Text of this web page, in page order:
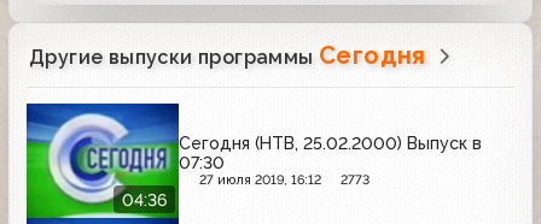
Другие выпуски программы Сегодня
04:36
Сегодня (НТВ, 25.02.2000) Выпуск в
07:30
27 июля 2019, 16:12 2773